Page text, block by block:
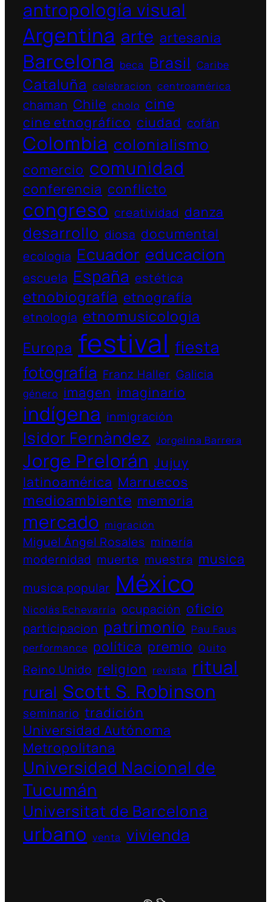
antropología visual
Argentina arte artesania
Barcelona beca Brasil Caribe
Cataluña celebracion centroamérica
chaman Chile cholo cine
cine etnográfico ciudad cofán
Colombia colonialismo
comercio comunidad
conferencia conflicto
congreso creatividad danza
desarrollo diosa documental
ecologia Ecuador educacion
escuela España estética
etnobiografía etnografía
etnología etnomusicologia
Europa festival fiesta
fotografía Franz Haller Galicia
género imagen imaginario
indígena inmigración
Isidor Fernàndez Jorgelina Barrera
Jorge Prelorán Jujuy
latinoamérica Marruecos
medioambiente memoria
mercado migración
Miguel Ángel Rosales minería
modernidad muerte muestra musica
musica popular México
Nicolás Echevarría ocupación oficio
participacion patrimonio Pau Faus
performance política premio Quito
Reino Unido religion revista ritual
rural Scott S. Robinson
seminario tradición
Universidad Autónoma
Metropolitana
Universidad Nacional de
Tucumán
Universitat de Barcelona
urbano venta vivienda